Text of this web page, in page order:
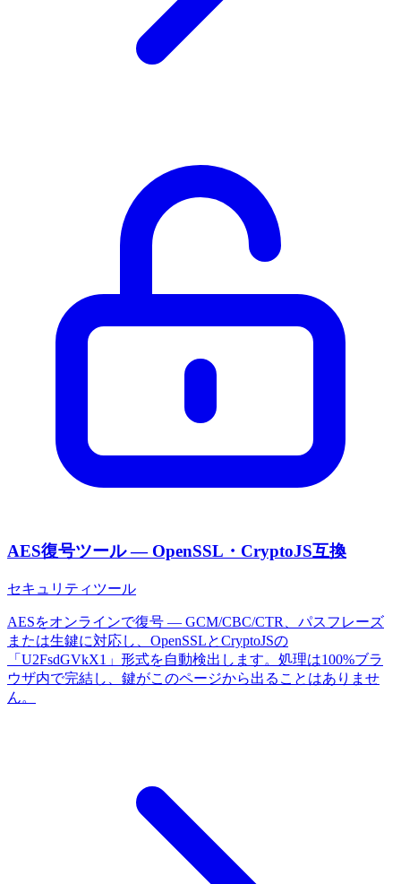
AES復号ツール — OpenSSL・CryptoJS互換
セキュリティツール
AESをオンラインで復号 — GCM/CBC/CTR、パスフレーズ
または生鍵に対応し、OpenSSLとCryptoJSの
「U2FsdGVkX1」形式を自動検出します。処理は100%ブラ
ウザ内で完結し、鍵がこのページから出ることはありませ
ん。